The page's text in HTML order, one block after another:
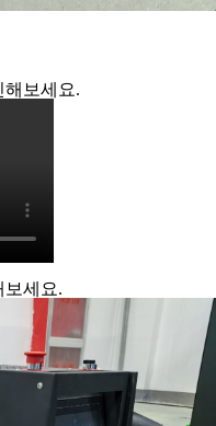
해보세요.
보세요.